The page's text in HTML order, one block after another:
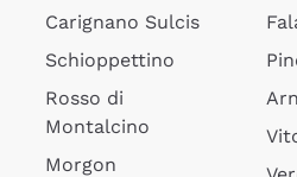
Carignano Sulcis
Schioppettino
Rosso di
Montalcino
Morgon